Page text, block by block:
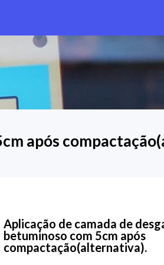
após
Aplicação de camada de
betuminoso com 5cm após
compactação(alternativa).